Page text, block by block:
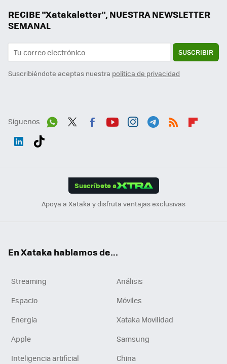
RECIBE "Xatakaletter", NUESTRA NEWSLETTER
SEMANAL
SUSCRIBIR
Suscribiéndote aceptas nuestra política de privacidad
Síguenos
Suscríbete a
Apoya a Xataka y disfruta ventajas exclusivas
En Xataka hablamos de...
Streaming
Análisis
Espacio
Móviles
Energía
Xataka Movilidad
Apple
Samsung
Inteligencia artificial
China